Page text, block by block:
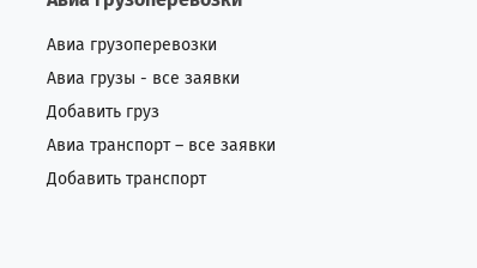
Авиа грузоперевозки
Авиа грузы - все заявки
Добавить груз
Авиа транспорт – все заявки
Добавить транспорт